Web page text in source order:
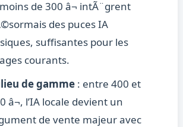
de 300 â¬ intÃ¨grent
des puces IA
suffisantes pour les
courants.
de gamme: entre 400 et
â¬, l’IA locale devient un
de vente majeur avec